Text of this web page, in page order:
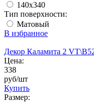
140x340
Тип поверхности:
Матовый
В избранное
Декор Каламита 2
Цена:
338
руб/шт
Купить
Размер: